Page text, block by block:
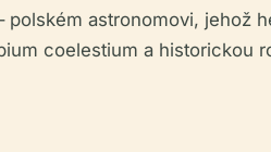
polském astronomovi,
coelestium a historickou